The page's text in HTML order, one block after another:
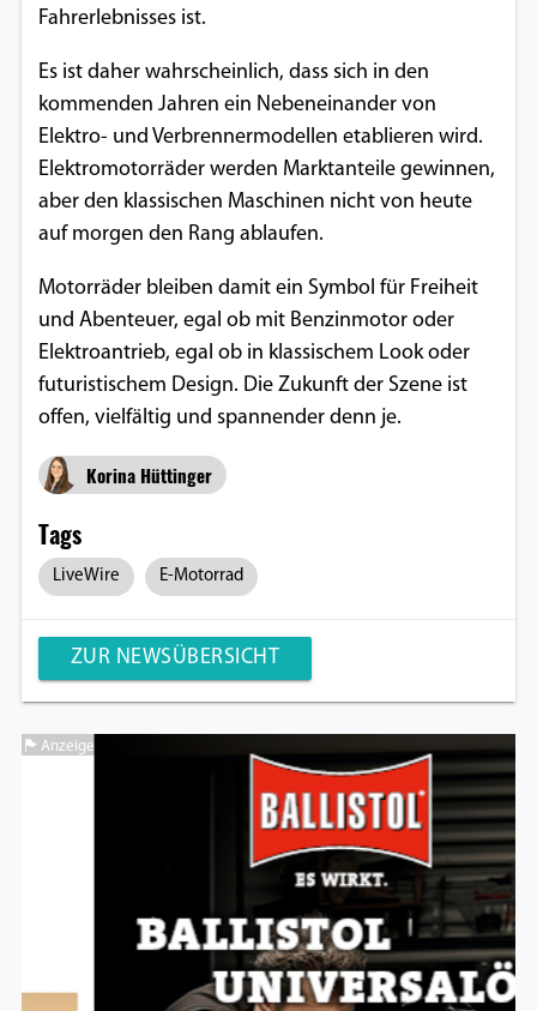
Fahrerlebnisses ist.
Es ist daher wahrscheinlich, dass sich in den
kommenden Jahren ein Nebeneinander von
Elektro- und Verbrennermodellen etablieren wird.
Elektromotorräder werden Marktanteile gewinnen,
aber den klassischen Maschinen nicht von heute
auf morgen den Rang ablaufen.
Motorräder bleiben damit ein Symbol für Freiheit
und Abenteuer, egal ob mit Benzinmotor oder
Elektroantrieb, egal ob in klassischem Look oder
futuristischem Design. Die Zukunft der Szene ist
offen, vielfältig und spannender denn je.
Korina Hüttinger
Tags
LiveWire E-Motorrad
ZUR NEWSÜBERSICHT
Anzeige